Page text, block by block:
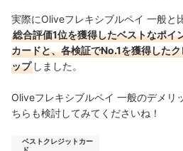
実際にOliveフレキシブルペイ 一般と
総合評価1位を獲得したベストなポイ
カードと、各検証でNo.1を獲得した
ップ しました。
Oliveフレキシブルペイ 一般のデメリ
ちらも検討してみてくださいね！
ベストクレジットカー
ド